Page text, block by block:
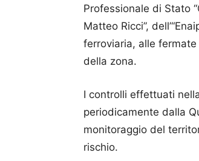
Professionale di Stato
Matteo Ricci”,
ferroviaria, alle
della zona.
I controlli effettuati
periodicamente dalla
monitoraggio del
rischio.